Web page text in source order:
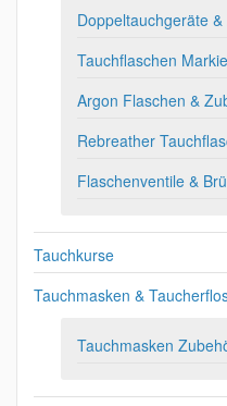
Doppeltauchgeräte
Tauchflaschen
Argon Flaschen &
Rebreather
Flaschenventile &
Tauchkurse
Tauchmasken &
Tauchmasken